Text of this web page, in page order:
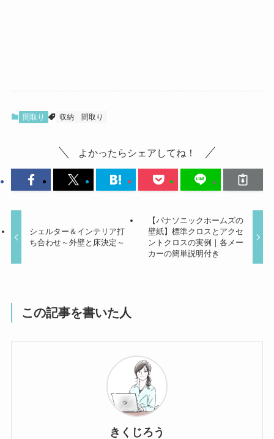
間取り 収納 間取り
よかったらシェアしてね！
シェルター＆インテリア打
ち合わせ～外壁と床決定～
【パナソニックホームズの
壁紙】標準クロスとアクセ
ントクロスの実例｜各メー
カーの簡単説明付き
この記事を書いた人
きくじろう